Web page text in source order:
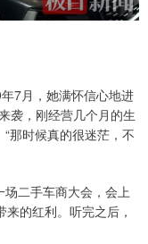
7月，她满怀信心地进
袭，刚经营几个月的生
那时候真的很迷茫，不
二手车商大会，会上
的红利。听完之后，